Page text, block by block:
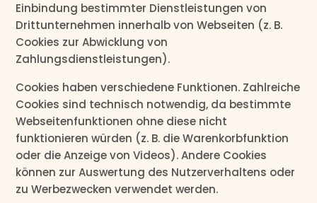
Einbindung bestimmter Dienstleistungen von
Drittunternehmen innerhalb von Webseiten (z. B.
Cookies zur Abwicklung von
Zahlungsdienstleistungen).
Cookies haben verschiedene Funktionen. Zahlreiche
Cookies sind technisch notwendig, da bestimmte
Webseitenfunktionen ohne diese nicht
funktionieren würden (z. B. die Warenkorbfunktion
oder die Anzeige von Videos). Andere Cookies
können zur Auswertung des Nutzerverhaltens oder
zu Werbezwecken verwendet werden.